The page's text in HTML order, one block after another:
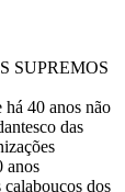
SUPREMOS
40 anos não
das
anos
dos